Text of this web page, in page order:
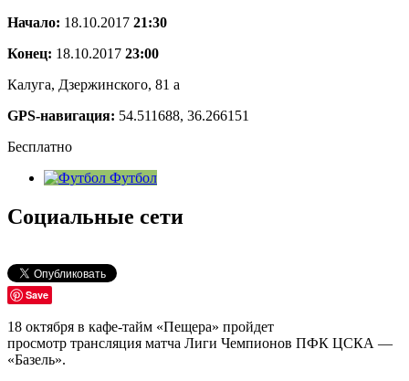
Начало: 18.10.2017 21:30
Конец: 18.10.2017 23:00
Калуга, Дзержинского, 81 а
GPS-навигация: 54.511688, 36.266151
Бесплатно
Футбол
Социальные сети
Save
18 октября в кафе-тайм «Пещера» пройдет
просмотр трансляция матча Лиги Чемпионов ПФК ЦСКА —
«Базель».